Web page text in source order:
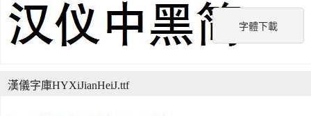
字體下載
漢儀字庫HYXiJianHeiJ.ttf